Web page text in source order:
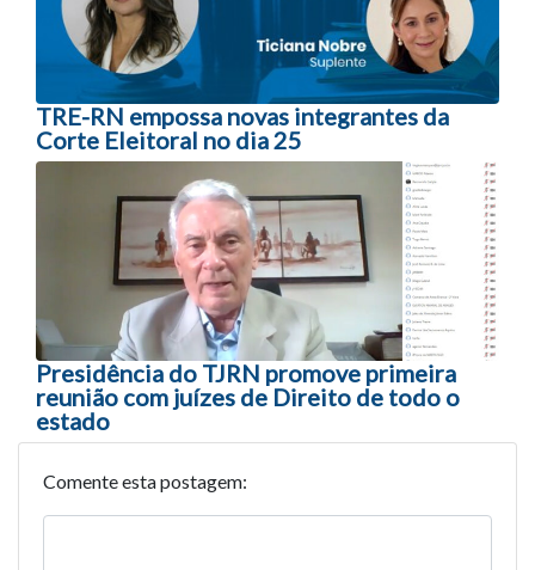
TRE-RN empossa novas integrantes da
Corte Eleitoral no dia 25
Presidência do TJRN promove primeira
reunião com juízes de Direito de todo o
estado
Comente esta postagem: